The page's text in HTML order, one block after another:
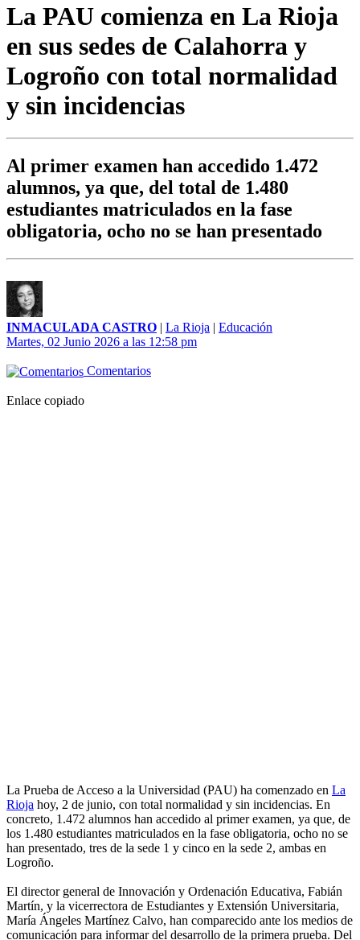
La PAU comienza en La Rioja
en sus sedes de Calahorra y
Logroño con total normalidad
y sin incidencias
Al primer examen han accedido 1.472
alumnos, ya que, del total de 1.480
estudiantes matriculados en la fase
obligatoria, ocho no se han presentado
INMACULADA CASTRO | La Rioja | Educación
Martes, 02 Junio 2026 a las 12:58 pm
Comentarios
Enlace copiado
La Prueba de Acceso a la Universidad (PAU) ha comenzado en La
Rioja hoy, 2 de junio, con total normalidad y sin incidencias. En
concreto, 1.472 alumnos han accedido al primer examen, ya que, de
los 1.480 estudiantes matriculados en la fase obligatoria, ocho no se
han presentado, tres de la sede 1 y cinco en la sede 2, ambas en
Logroño.
El director general de Innovación y Ordenación Educativa, Fabián
Martín, y la vicerrectora de Estudiantes y Extensión Universitaria,
María Ángeles Martínez Calvo, han comparecido ante los medios de
comunicación para informar del desarrollo de la primera prueba. Del